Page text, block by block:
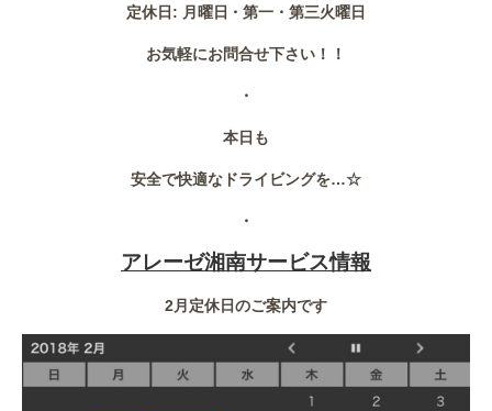
定休日: 月曜日・第一・第三火曜日
お気軽にお問合せ下さい！！
・
本日も
安全で快適なドライビングを…☆
・
アレーゼ湘南サービス情報
2月定休日のご案内です